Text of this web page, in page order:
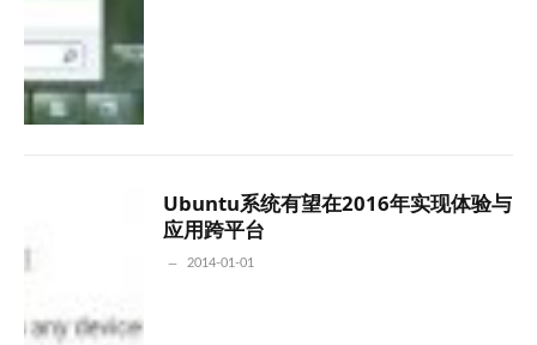
Ubuntu系统有望在2016年实现体验与
应用跨平台
2014-01-01